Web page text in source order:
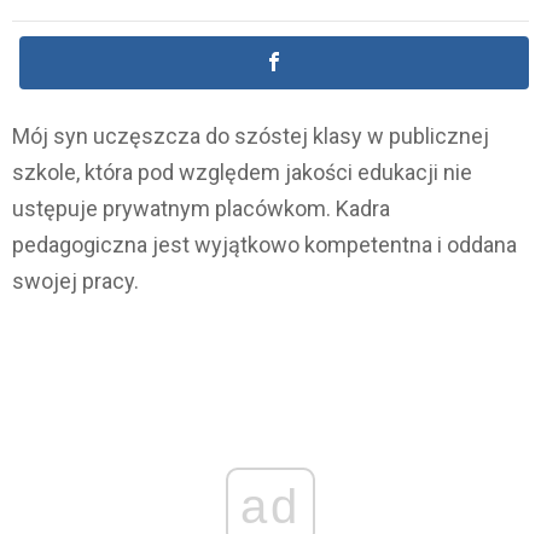
Mój syn uczęszcza do szóstej klasy w publicznej
szkole, która pod względem jakości edukacji nie
ustępuje prywatnym placówkom. Kadra
pedagogiczna jest wyjątkowo kompetentna i oddana
swojej pracy.
ad